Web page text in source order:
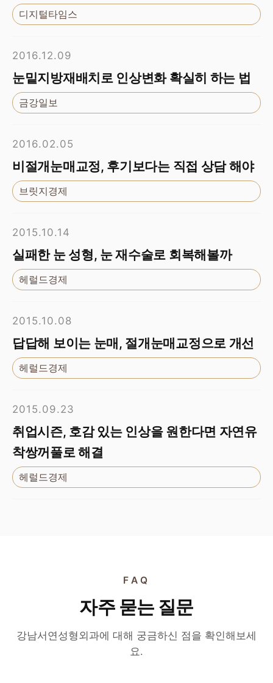
디지털타임스
2016.12.09
눈밑지방재배치로 인상변화 확실히 하는 법
금강일보
2016.02.05
비절개눈매교정, 후기보다는 직접 상담 해야
브릿지경제
2015.10.14
실패한 눈 성형, 눈 재수술로 회복해볼까
헤럴드경제
2015.10.08
답답해 보이는 눈매, 절개눈매교정으로 개선
헤럴드경제
2015.09.23
취업시즌, 호감 있는 인상을 원한다면 자연유
착쌍꺼풀로 해결
헤럴드경제
FAQ
자주 묻는 질문
강남서연성형외과에 대해 궁금하신 점을 확인해보세
요.